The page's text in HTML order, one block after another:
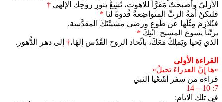
الأَزليّ وأَصبحتْ مَقَرَّاً للاهوت، تُشِعُّ بنورِ روحِك الإلهي †
فلتكنْ أَمَةُ الربِّ المتواضِعةُ قُدوةً لنا *
فنُلازِمَ مِثْلَها عن طَوعٍ ورضى مشيئَتَكَ المقدَّسة.
بربِّنا يسوع المسيح ابنِكَ *
الذي يَحيا ويَملِكُ مَعَكَ، باتِّحاد الروح القُدُس إلهًا،† إلى دهر الدُّهور.
القراءة الأولى
«ها إِنَّ العذراءَ تحبلُ»
قراءة من سفر أشَعْيا النبي
7: 10 – 14
في تلك الايام: